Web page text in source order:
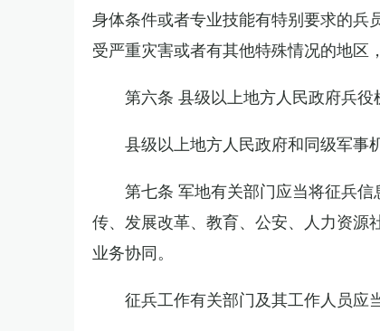
身体条件或者专业技能有特别要求的兵
受严重灾害或者有其他特殊情况的地区
第六条 县级以上地方人民政府兵役
县级以上地方人民政府和同级军事
第七条 军地有关部门应当将征兵
传、发展改革、教育、公安、人力资源
业务协同。
征兵工作有关部门及其工作人员应